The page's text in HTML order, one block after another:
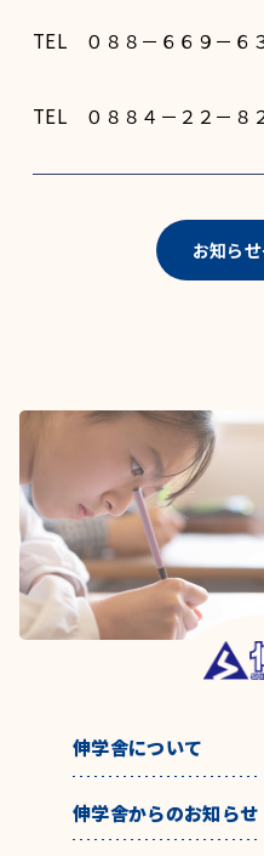
TEL ０８８－６６９－
TEL ０８８４－２２－８
お知ら
伸学舎について
伸学舎からのお知らせ